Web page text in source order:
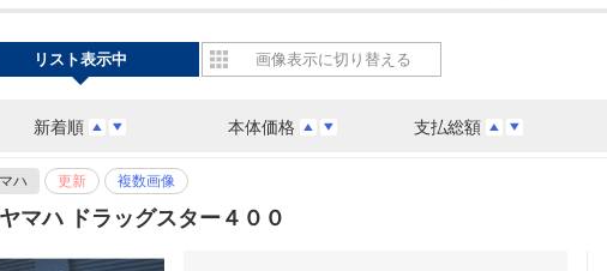
新着順 本体価格 支払総額
リスト表示中 画像表示に切り替える
ハ 更新 複数画像
ヤマハ ドラッグスター４００